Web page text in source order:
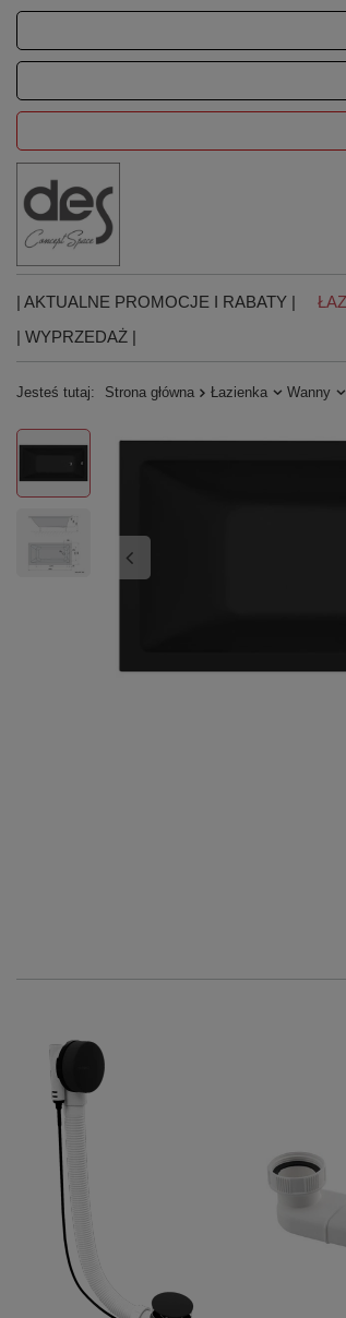
| AKTUALNE PROMOCJE I RABATY |
| WYPRZEDAŻ |
Jesteś tutaj: Strona główna Łazienka Wanny